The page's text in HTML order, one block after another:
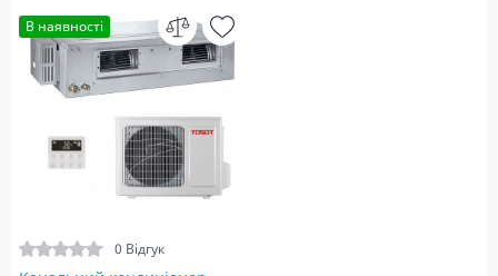
В наявності
0 Відгук